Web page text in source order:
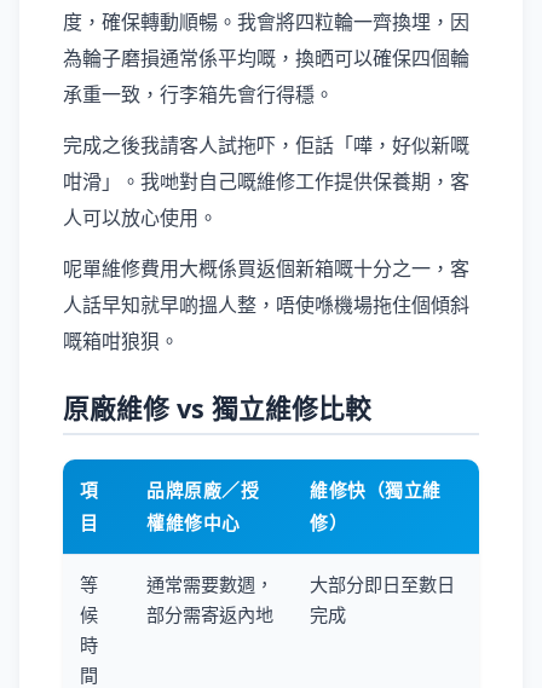
度，確保轉動順暢。我會將四粒輪一齊換埋，因
為輪子磨損通常係平均嘅，換晒可以確保四個輪
承重一致，行李箱先會行得穩。
完成之後我請客人試拖吓，佢話「嘩，好似新嘅
咁滑」。我哋對自己嘅維修工作提供保養期，客
人可以放心使用。
呢單維修費用大概係買返個新箱嘅十分之一，客
人話早知就早啲搵人整，唔使喺機場拖住個傾斜
嘅箱咁狼狽。
原廠維修 vs 獨立維修比較
項
目
品牌原廠／授
權維修中心
維修快（獨立維
修）
等
候
時
間
通常需要數週，
部分需寄返內地
大部分即日至數日
完成